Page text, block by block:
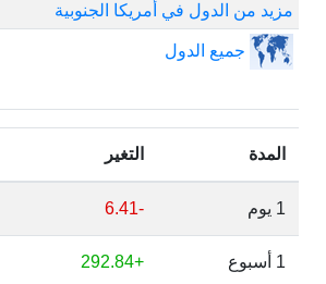
مزيد من الدول في أمريكا الجنوبية
جميع الدول
المدة التغير
1 يوم -6.41
1 أسبوع +292.84